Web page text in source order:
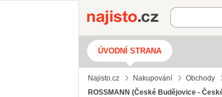
Najisto.cz
ÚVODNÍ STRANA
Najisto.cz Nakupování Obchody
ROSSMANN (České Budějovice -